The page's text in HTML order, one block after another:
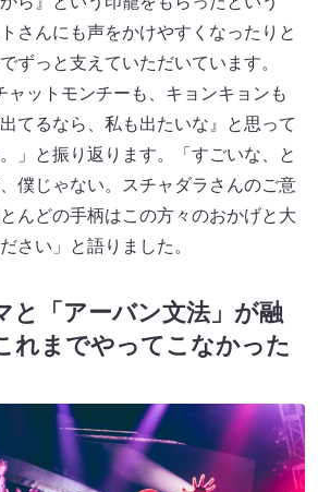
さんにも声をかけやすくなったりと
ずっと支えていただいています。
ャットモンチーも、キョンキョンも
てるなら、私も出たいな』と思って
」と振り返ります。「すごいな、と
僕じゃない。スチャダラさんのご意
んどの手柄はこの方々のおかげと大
さい」と語りました。
と「アーバン文法」が融
れまでやってこなかった